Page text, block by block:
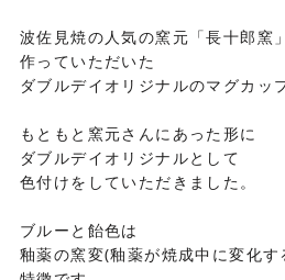
波佐見焼の人気の窯元「長十郎窯
作っていただいた
ダブルデイオリジナルのマグカッ
もともと窯元さんにあった形に
ダブルデイオリジナルとして
色付けをしていただきました。
ブルーと飴色は
釉薬の窯変(釉薬が焼成中に変化